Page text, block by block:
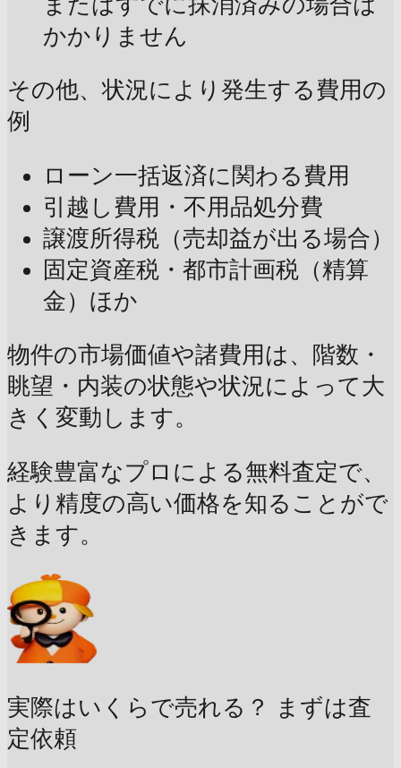
かかりません
その他、状況により発生する費用の
例
ローン一括返済に関わる費用
引越し費用・不用品処分費
譲渡所得税（売却益が出る場合）
固定資産税・都市計画税（精算
金）ほか
物件の市場価値や諸費用は、階数・
眺望・内装の状態や状況によって大
きく変動します。
経験豊富なプロによる無料査定で、
より精度の高い価格を知ることがで
きます。
実際はいくらで売れる？
まずは査
定依頼